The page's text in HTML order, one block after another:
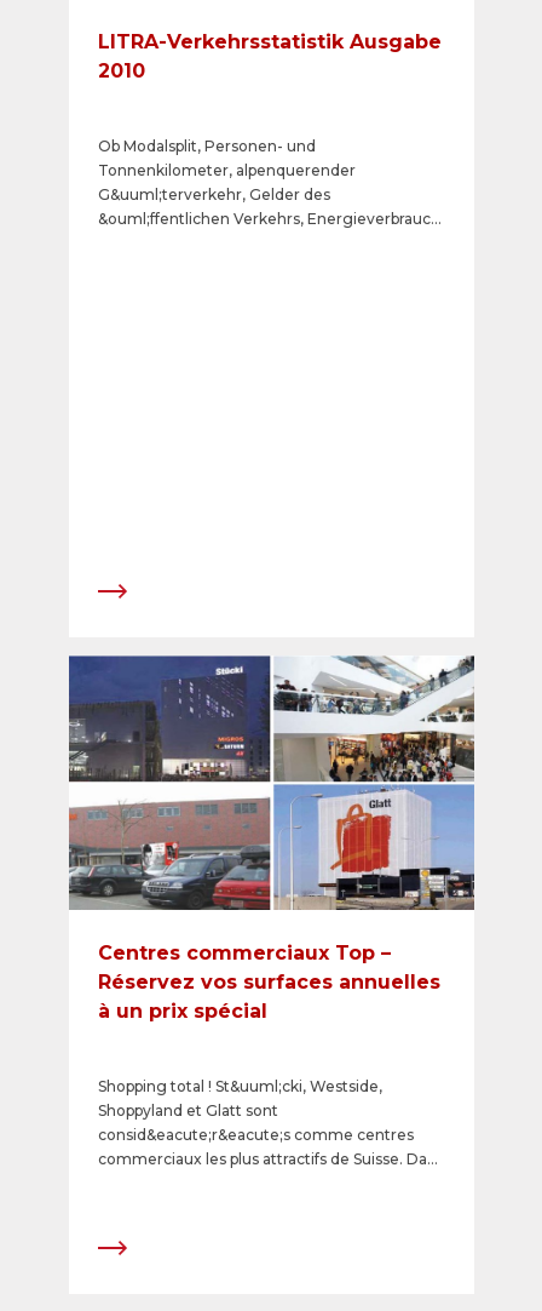
LITRA-Verkehrsstatistik Ausgabe
2010
Ob Modalsplit, Personen- und
Tonnenkilometer, alpenquerender
G&uuml;terverkehr, Gelder des
&ouml;ffentlichen Verkehrs, Energieverbrauch
Centres commerciaux Top –
Réservez vos surfaces annuelles
à un prix spécial
Shopping total ! St&uuml;cki, Westside,
Shoppyland et Glatt sont
consid&eacute;r&eacute;s comme centres
commerciaux les plus attractifs de Suisse. Dans
d'acheteurs. En tant que partenaire de ces